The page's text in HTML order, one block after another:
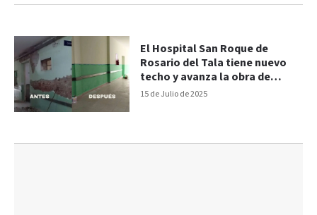
15 de Julio de 2025
El Hospital San Roque de
Rosario del Tala tiene nuevo
techo y avanza la obra de
mejoras